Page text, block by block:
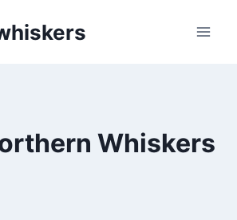
Whiskers